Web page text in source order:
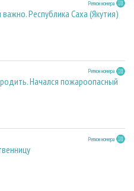
Регион номера
важно. Республика Саха (Якутия)
Регион номера
Начался пожароопасный
Регион номера